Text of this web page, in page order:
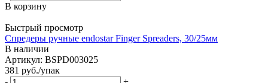
В корзину
Быстрый просмотр
Спредеры ручные endostar Finger Spreaders, 30/25мм
В наличии
Артикул: BSPD003025
381 руб./упак